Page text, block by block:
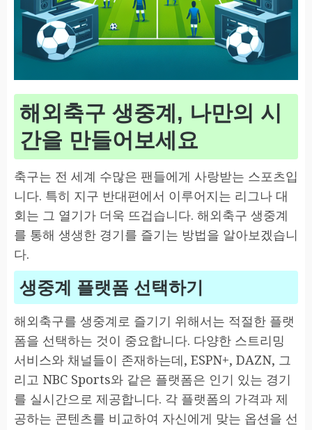
해외축구 생중계, 나만의 시
간을 만들어보세요
축구는 전 세계 수많은 팬들에게 사랑받는 스포츠입
니다. 특히 지구 반대편에서 이루어지는 리그나 대
회는 그 열기가 더욱 뜨겁습니다. 해외축구 생중계
를 통해 생생한 경기를 즐기는 방법을 알아보겠습니
다.
생중계 플랫폼 선택하기
해외축구를 생중계로 즐기기 위해서는 적절한 플랫
폼을 선택하는 것이 중요합니다. 다양한 스트리밍
서비스와 채널들이 존재하는데, ESPN+, DAZN, 그
리고 NBC Sports와 같은 플랫폼은 인기 있는 경기
를 실시간으로 제공합니다. 각 플랫폼의 가격과 제
공하는 콘텐츠를 비교하여 자신에게 맞는 옵션을 선